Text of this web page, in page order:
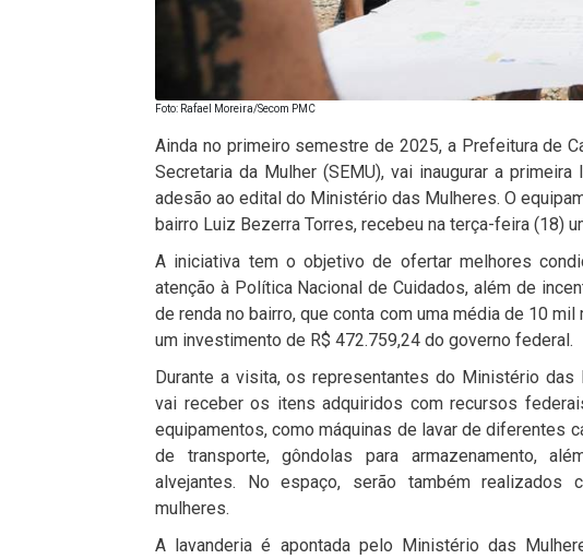
Foto: Rafael Moreira/Secom PMC
Ainda no primeiro semestre de 2025, a Prefeitura de
Secretaria da Mulher (SEMU), vai inaugurar a
adesão ao edital do Ministério das Mulheres. O
bairro Luiz Bezerra Torres, recebeu na terça-feira (18)
A iniciativa tem o objetivo de ofertar melhores
atenção à Política Nacional de Cuidados, além de
de renda no bairro, que conta com uma média de 10
um investimento de R$ 472.759,24 do governo federal.
Durante a visita, os representantes do Ministério
vai receber os itens adquiridos com recursos
equipamentos, como máquinas de lavar de diferentes
de transporte, gôndolas para armazenamento,
alvejantes. No espaço, serão também realizados
mulheres.
A lavanderia é apontada pelo Ministério das